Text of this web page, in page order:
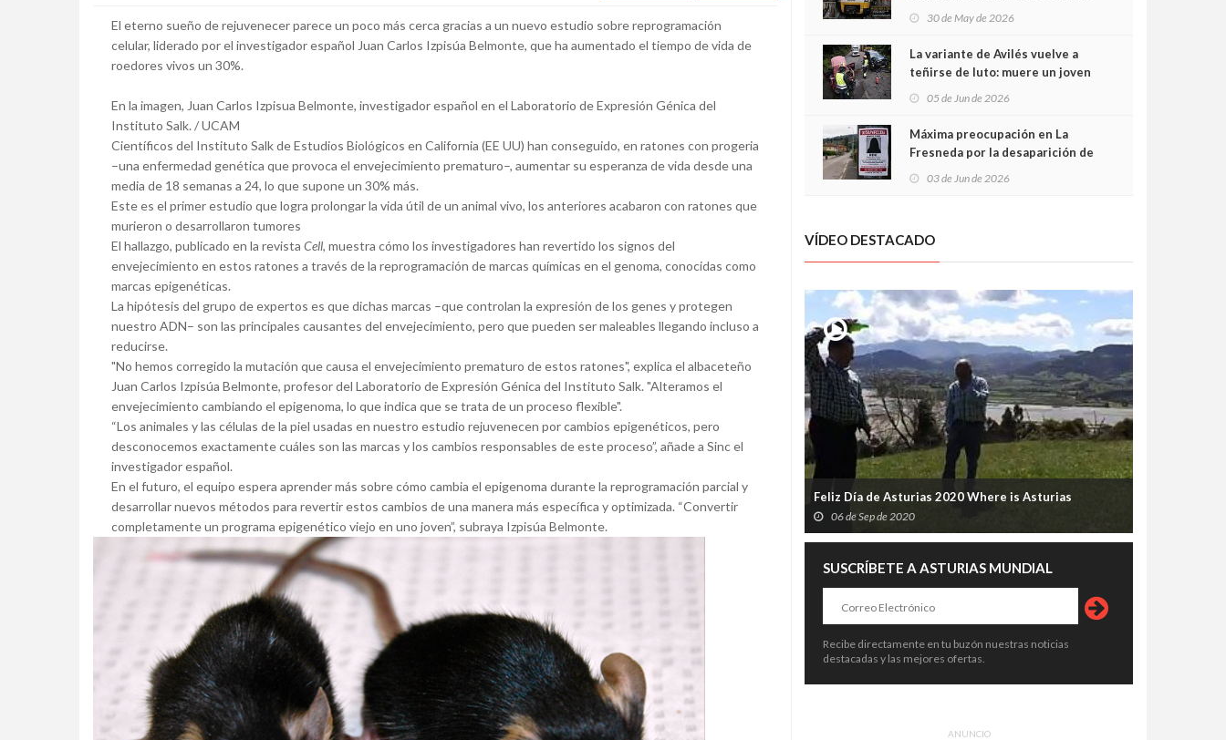
El eterno sueño de rejuvenecer parece un poco más cerca gracias a un nuevo estudio sobre reprogramación
celular, liderado por el investigador español Juan Carlos Izpisúa Belmonte, que ha aumentado el tiempo de vida de
roedores vivos un 30%.
En la imagen, Juan Carlos Izpisua Belmonte, investigador español en el Laboratorio de Expresión Génica del
Instituto Salk. / UCAM
Científicos del Instituto Salk de Estudios Biológicos en California (EE UU) han conseguido, en ratones con progeria
–una enfermedad genética que provoca el envejecimiento prematuro–, aumentar su esperanza de vida desde una
media de 18 semanas a 24, lo que supone un 30% más.
Este es el primer estudio que logra prolongar la vida útil de un animal vivo, los anteriores acabaron con ratones que
murieron o desarrollaron tumores
El hallazgo, publicado en la revista Cell, muestra cómo los investigadores han revertido los signos del
envejecimiento en estos ratones a través de la reprogramación de marcas químicas en el genoma, conocidas como
marcas epigenéticas.
La hipótesis del grupo de expertos es que dichas marcas –que controlan la expresión de los genes y protegen
nuestro ADN– son las principales causantes del envejecimiento, pero que pueden ser maleables llegando incluso a
reducirse.
"No hemos corregido la mutación que causa el envejecimiento prematuro de estos ratones", explica el albaceteño
Juan Carlos Izpisúa Belmonte, profesor del Laboratorio de Expresión Génica del Instituto Salk. "Alteramos el
envejecimiento cambiando el epigenoma, lo que indica que se trata de un proceso flexible".
“Los animales y las células de la piel usadas en nuestro estudio rejuvenecen por cambios epigenéticos, pero
desconocemos exactamente cuáles son las marcas y los cambios responsables de este proceso”, añade a Sinc el
investigador español.
En el futuro, el equipo espera aprender más sobre cómo cambia el epigenoma durante la reprogramación parcial y
desarrollar nuevos métodos para revertir estos cambios de una manera más específica y optimizada. “Convertir
completamente un programa epigenético viejo en uno joven”, subraya Izpisúa Belmonte.
sobrecoste de los trenes que no
cabían por los túneles
30 de May de 2026
La variante de Avilés vuelve a
teñirse de luto: muere un joven
05 de Jun de 2026
Máxima preocupación en La
Fresneda por la desaparición de
03 de Jun de 2026
VÍDEO DESTACADO
Feliz Día de Asturias 2020 Where is Asturias
06 de Sep de 2020
SUSCRÍBETE A ASTURIAS MUNDIAL
Recibe directamente en tu buzón nuestras noticias
destacadas y las mejores ofertas.
ANUNCIO